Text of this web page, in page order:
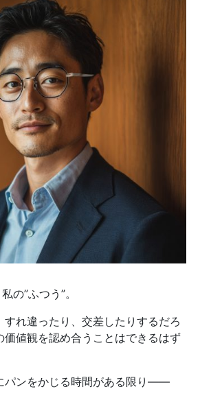
の”ふつう”。
すれ違ったり、交差したりするだろ
価値観を認め合うことはできるはず
パンをかじる時間がある限り――